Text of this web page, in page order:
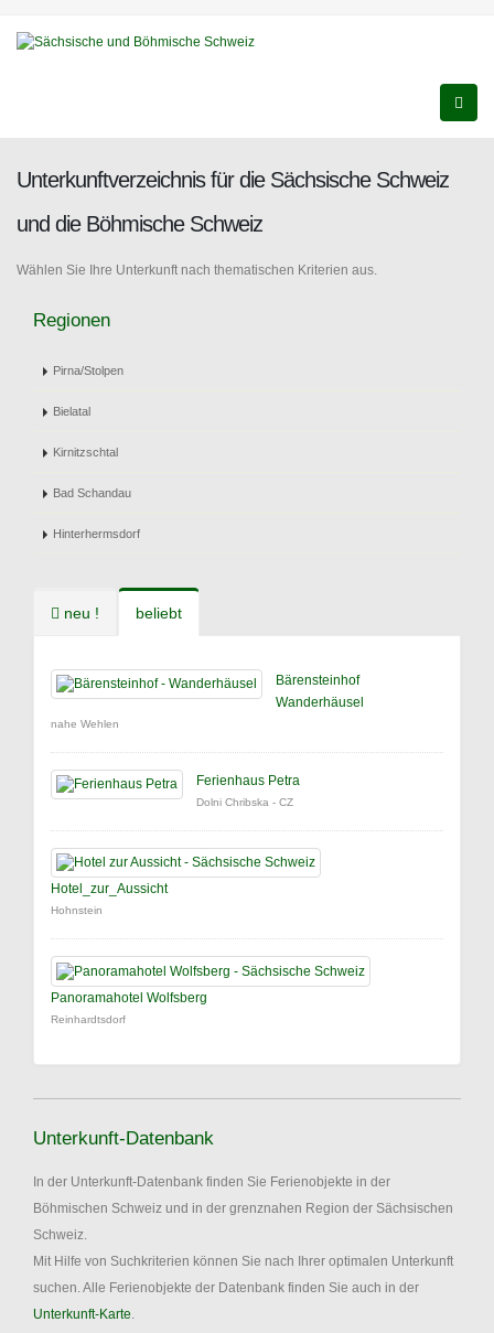
Unterkunftverzeichnis für die Sächsische Schweiz
und die Böhmische Schweiz
Wählen Sie Ihre Unterkunft nach thematischen Kriterien aus.
Regionen
Pirna/Stolpen
Bielatal
Kirnitzschtal
Bad Schandau
Hinterhermsdorf
neu ! beliebt
Bärensteinhof
Wanderhäusel
nahe Wehlen
Ferienhaus Petra
Dolni Chribska - CZ
Hotel_zur_Aussicht
Hohnstein
Panoramahotel Wolfsberg
Reinhardtsdorf
Unterkunft-Datenbank
In der Unterkunft-Datenbank finden Sie Ferienobjekte in der
Böhmischen Schweiz und in der grenznahen Region der Sächsischen
Schweiz.
Mit Hilfe von Suchkriterien können Sie nach Ihrer optimalen Unterkunft
suchen. Alle Ferienobjekte der Datenbank finden Sie auch in der
Unterkunft-Karte